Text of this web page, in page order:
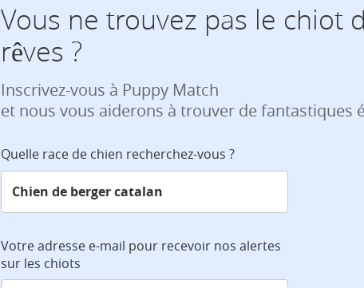
Vous ne trouvez pas le chiot
rêves ?
Inscrivez-vous à Puppy Match
et nous vous aiderons à trouver de fantastiques
Quelle race de chien recherchez-vous ?
Votre adresse e-mail pour recevoir nos alertes
sur les chiots